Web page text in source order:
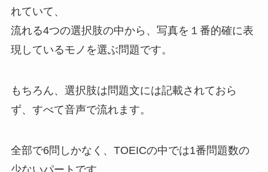
れていて、
流れる4つの選択肢の中から、写真を１番的確に表
現しているモノを選ぶ問題です。
もちろん、選択肢は問題文には記載されておら
ず、すべて音声で流れます。
全部で6問しかなく、TOEICの中では1番問題数の
少ないパートです。